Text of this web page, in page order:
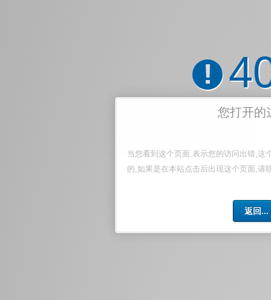
!
您打开的
当您看到这个页面,表示您的访问出错,这
的,如果是在本站点击后出现这个页面,请
返回...